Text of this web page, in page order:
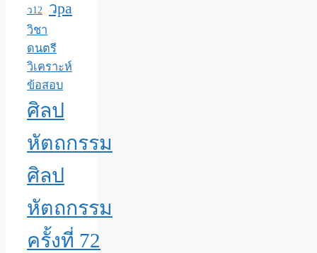
ว12 วpa
วิชา
ดนตรี
วิเคราะห์
ข้อสอบ
ศิลป
หัตถกรรม
ศิลป
หัตถกรรม
ครั้งที่ 72